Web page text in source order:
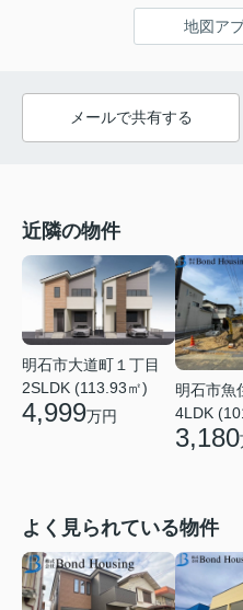
地図ア
メールで共有する
近隣の物件
明石市大道町１丁目
2SLDK (113.93㎡)
4,999万円
明石市魚
4LDK
3,180
よく見られている物件